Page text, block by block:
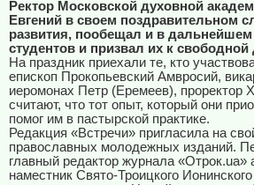
Ректор Московской духовной
Евгений в своем поздравительном
развития, пообещал и в
студентов и призвал их к
На праздник приехали те, кто
епископ Прокопьевский Амвросий,
иеромонах Петр (Еремеев), проректор
считают, что тот опыт, который они
помог им в пастырской практике.
Редакция «Встречи» пригласила на
православных молодежных изданий.
главный редактор журнала
наместник Свято-Троицкого